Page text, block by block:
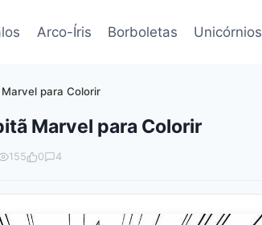
Arco-Íris Borboletas Unicórnios
para Colorir
Marvel para Colorir
155 0 4